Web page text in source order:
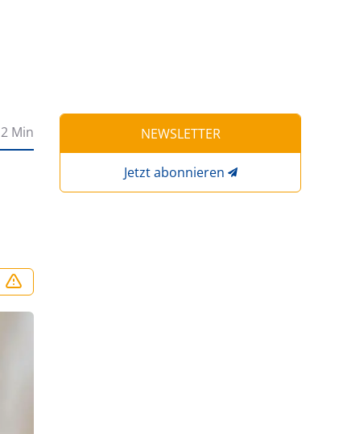
2 Min NEWSLETTER
Jetzt abonnieren